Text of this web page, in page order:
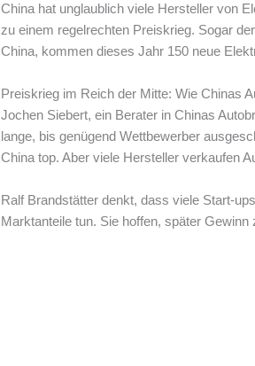
China hat unglaublich viele Hersteller von
zu einem regelrechten Preiskrieg. Sogar
China, kommen dieses Jahr 150 neue
Preiskrieg im Reich der Mitte: Wie Chinas
Jochen Siebert, ein Berater in Chinas
lange, bis genügend Wettbewerber
China top. Aber viele Hersteller verkaufen
Ralf Brandstätter denkt, dass viele Start-
Marktanteile tun. Sie hoffen, später Gewinn